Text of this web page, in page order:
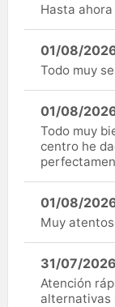
Hasta
01/08/
Todo muy
01/08/
Todo muy
centro he
01/08/
Muy atentos
31/07/2026
Atención
alternativas